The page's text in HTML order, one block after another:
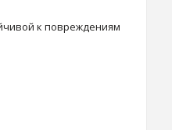
к повреждениям